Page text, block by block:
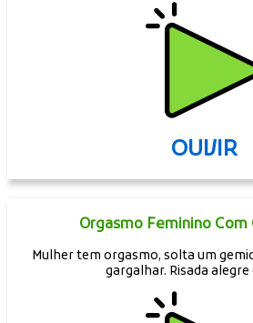
OUVIR
Orgasmo Feminino Com
Mulher tem orgasmo, solta um
gargalhar. Risada alegre